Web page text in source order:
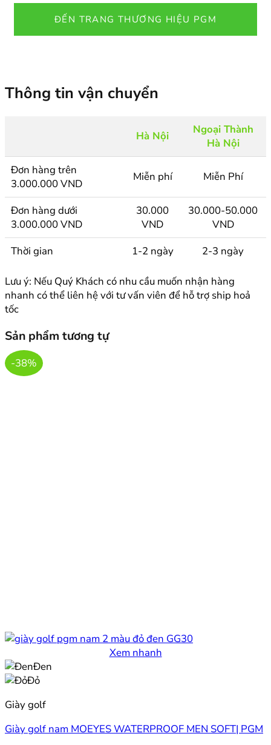
ĐẾN TRANG THƯƠNG HIỆU PGM
Thông tin vận chuyển
Hà Nội
Ngoại Thành
Hà Nội
Đơn hàng trên
3.000.000 VND
Miễn phí Miễn Phí
Đơn hàng dưới
3.000.000 VND
30.000
VND
30.000-50.000
VND
Thời gian
1-2 ngày 2-3 ngày
Lưu ý: Nếu Quý Khách có nhu cầu muốn nhận hàng
nhanh có thể liên hệ với tư vấn viên để hỗ trợ ship hoả
tốc
Sản phẩm tương tự
-38%
Xem nhanh
Đen
Đỏ
Giày golf
Giày golf nam MOEYES WATERPROOF MEN SOFT| PGM